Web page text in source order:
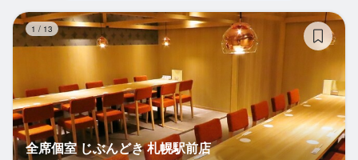
1 / 13
全席個室 じぶんどき 札幌駅前店